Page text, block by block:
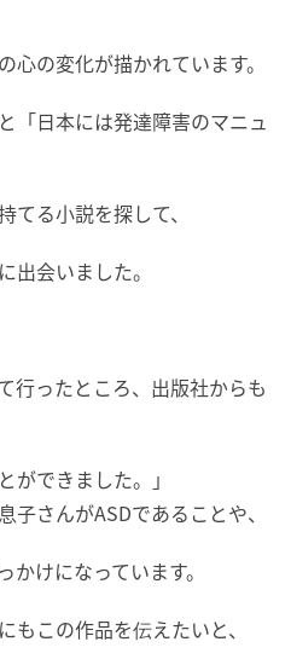
心の変化が描かれています。
「日本には発達障害のマニュ
る小説を探して、
出会いました。
行ったところ、出版社からも
ができました。」
さんがASDであることや、
けになっています。
この作品を伝えたいと、